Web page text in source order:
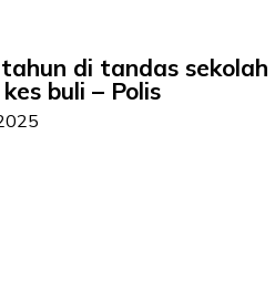
di tandas sekolah
buli – Polis